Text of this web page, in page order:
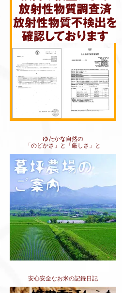
ゆたかな自然の
「のどかさ」と「厳しさ」と
安心安全なお米の記録日記